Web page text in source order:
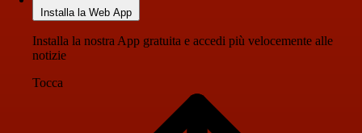
Installa la Web App
Installa la nostra App gratuita e accedi più velocemente alle
notizie
Tocca